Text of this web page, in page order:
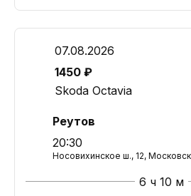
07.08.2026
1450 ₽
Skoda Octavia
Реутов
20:30
Носовихинское ш., 12,
6 ч 10 м